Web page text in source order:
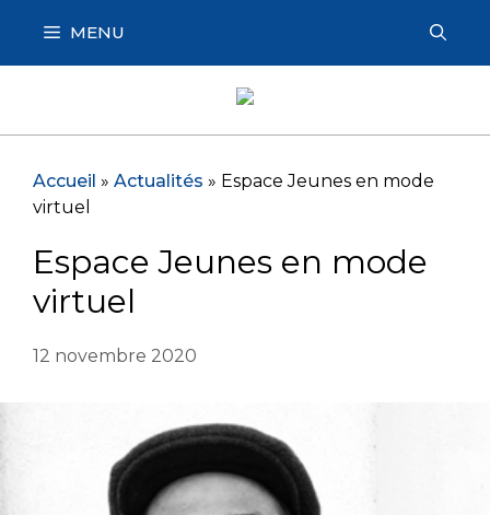
contenu
MENU
Accueil » Actualités » Espace Jeunes en mode
virtuel
Espace Jeunes en mode
virtuel
12 novembre 2020